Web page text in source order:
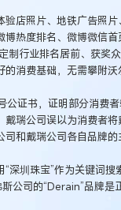
店照片、地铁广告照
热度排名、微博微信
制行业排名居前、获奖
消费基础，无需攀附沃
证书，证明部分消费
瑞公司误以为消费者
和戴瑞公司各自品牌的
深圳珠宝”作为关键词
公司的“Derain”品牌是